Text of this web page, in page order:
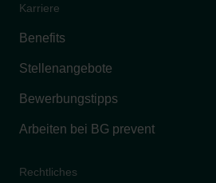
Karriere
Benefits
Stellenangebote
Bewerbungstipps
Arbeiten bei BG prevent
Rechtliches